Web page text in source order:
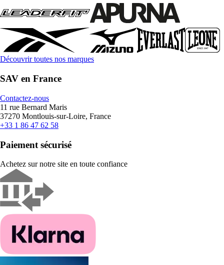
Découvrir toutes nos marques
SAV en France
Contactez-nous
11 rue Bernard Maris
37270 Montlouis-sur-Loire, France
+33 1 86 47 62 58
Paiement sécurisé
Achetez sur notre site en toute confiance